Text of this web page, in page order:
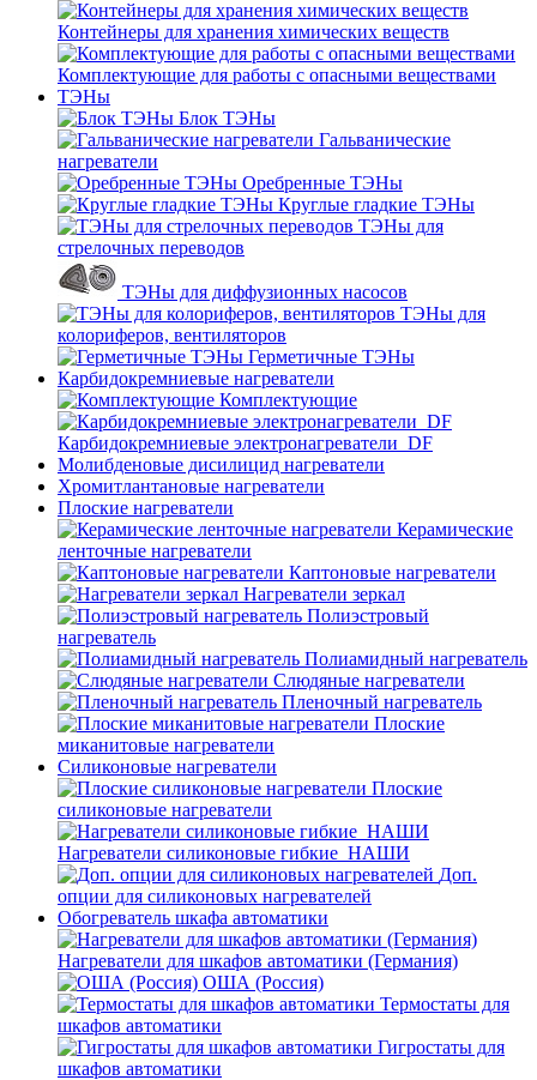
Контейнеры для хранения химических веществ
Комплектующие для работы с опасными веществами
ТЭНы
Блок ТЭНы
Гальванические
нагреватели
Оребренные ТЭНы
Круглые гладкие ТЭНы
ТЭНы для
стрелочных переводов
ТЭНы для диффузионных насосов
ТЭНы для
колориферов, вентиляторов
Герметичные ТЭНы
Карбидокремниевые нагреватели
Комплектующие
Карбидокремниевые электронагреватели_DF
Молибденовые дисилицид нагреватели
Хромитлантановые нагреватели
Плоские нагреватели
Керамические
ленточные нагреватели
Каптоновые нагреватели
Нагреватели зеркал
Полиэстровый
нагреватель
Полиамидный нагреватель
Слюдяные нагреватели
Пленочный нагреватель
Плоские
миканитовые нагреватели
Силиконовые нагреватели
Плоские
силиконовые нагреватели
Нагреватели силиконовые гибкие_НАШИ
Доп.
опции для силиконовых нагревателей
Обогреватель шкафа автоматики
Нагреватели для шкафов автоматики (Германия)
ОША (Россия)
Термостаты для
шкафов автоматики
Гигростаты для
шкафов автоматики